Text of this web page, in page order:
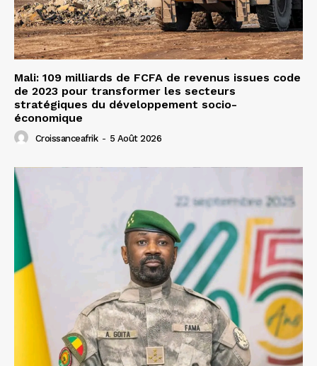
Mali: 109 milliards de FCFA de revenus issues code
de 2023 pour transformer les secteurs
stratégiques du développement socio-
économique
Croissanceafrik - 5 Août 2026